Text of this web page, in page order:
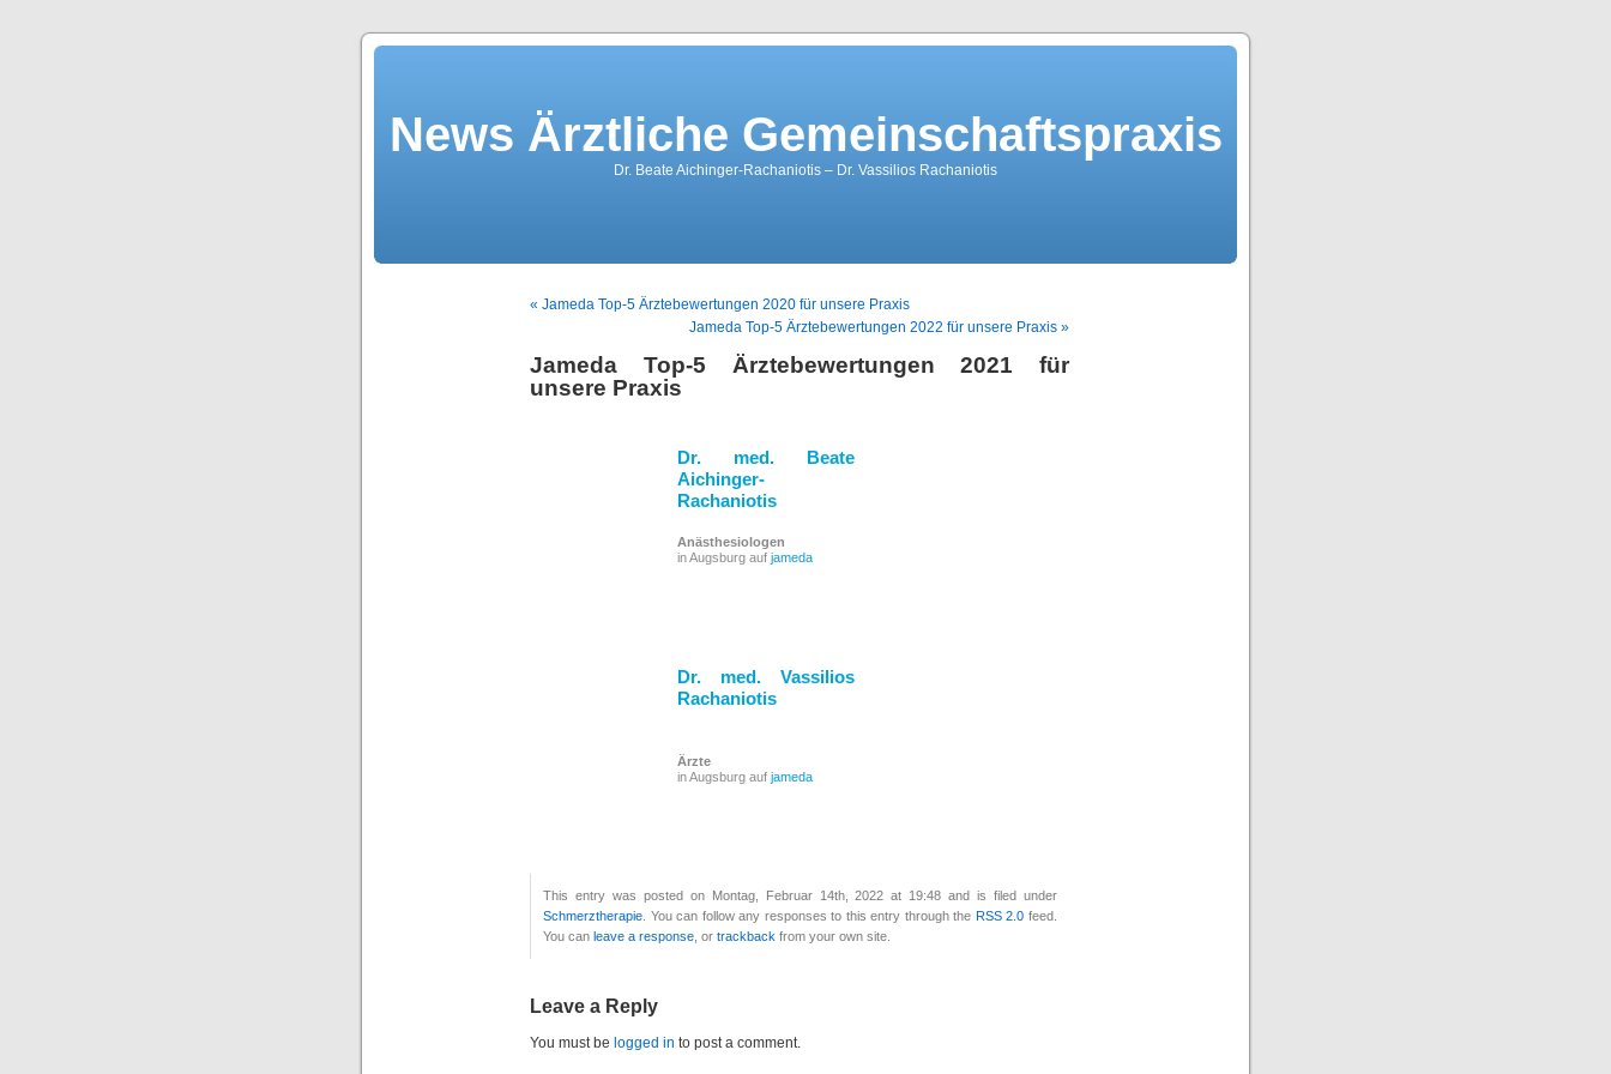
News Ärztliche Gemeinschaftspraxis
Dr. Beate Aichinger-Rachaniotis – Dr. Vassilios Rachaniotis
« Jameda Top-5 Ärztebewertungen 2020 für unsere Praxis
Jameda Top-5 Ärztebewertungen 2022 für unsere Praxis »
Jameda Top-5 Ärztebewertungen 2021 für
unsere Praxis
Dr. med. Beate
Aichinger-
Rachaniotis
Anästhesiologen
in Augsburg auf jameda
Dr. med. Vassilios
Rachaniotis
Ärzte
in Augsburg auf jameda
This entry was posted on Montag, Februar 14th, 2022 at 19:48 and is filed under
Schmerztherapie . You can follow any responses to this entry through the RSS 2.0 feed.
You can leave a response , or trackback from your own site.
Leave a Reply
You must be logged in to post a comment.